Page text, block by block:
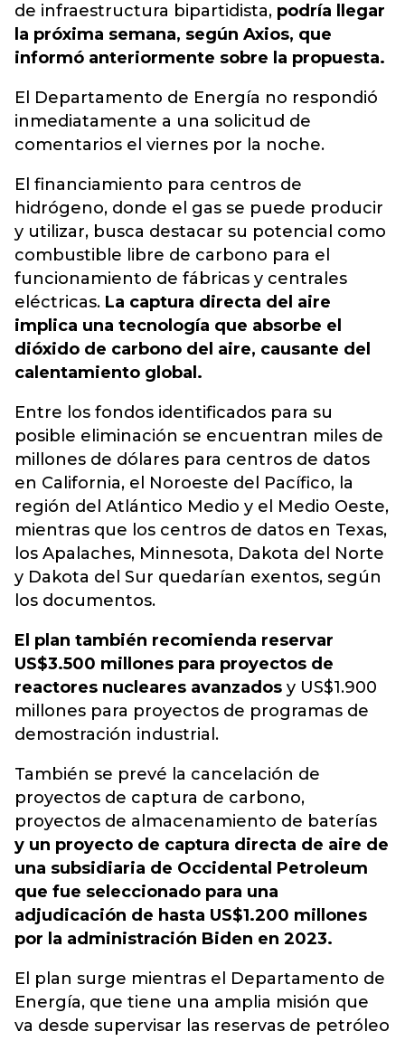
de infraestructura bipartidista, podría llegar
la próxima semana, según Axios, que
informó anteriormente sobre la propuesta.
El Departamento de Energía no respondió
inmediatamente a una solicitud de
comentarios el viernes por la noche.
El financiamiento para centros de
hidrógeno, donde el gas se puede producir
y utilizar, busca destacar su potencial como
combustible libre de carbono para el
funcionamiento de fábricas y centrales
eléctricas. La captura directa del aire
implica una tecnología que absorbe el
dióxido de carbono del aire, causante del
calentamiento global.
Entre los fondos identificados para su
posible eliminación se encuentran miles de
millones de dólares para centros de datos
en California, el Noroeste del Pacífico, la
región del Atlántico Medio y el Medio Oeste,
mientras que los centros de datos en Texas,
los Apalaches, Minnesota, Dakota del Norte
y Dakota del Sur quedarían exentos, según
los documentos.
El plan también recomienda reservar
US$3.500 millones para proyectos de
reactores nucleares avanzados y US$1.900
millones para proyectos de programas de
demostración industrial.
También se prevé la cancelación de
proyectos de captura de carbono,
proyectos de almacenamiento de baterías
y un proyecto de captura directa de aire de
una subsidiaria de Occidental Petroleum
que fue seleccionado para una
adjudicación de hasta US$1.200 millones
por la administración Biden en 2023.
El plan surge mientras el Departamento de
Energía, que tiene una amplia misión que
va desde supervisar las reservas de petróleo